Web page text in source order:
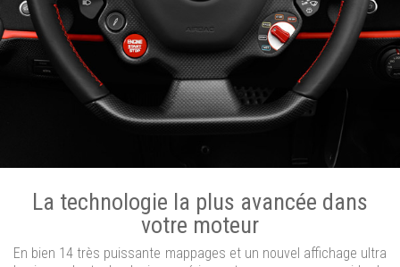
La technologie la plus avancée dans
votre moteur
En bien 14 très puissante mappages et un nouvel affichage ultra